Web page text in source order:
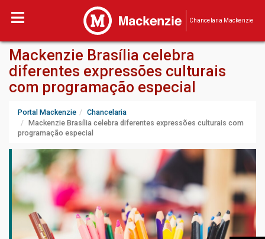
Chancelaria Mackenzie
Mackenzie Brasília celebra
diferentes expressões culturais
com programação especial
Portal Mackenzie
Chancelaria
Mackenzie Brasília celebra diferentes expressões culturais com
programação especial